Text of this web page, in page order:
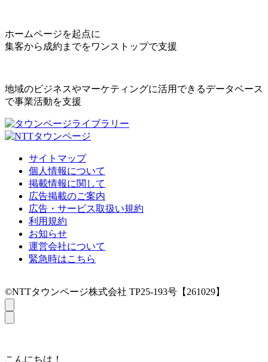
ホームページを起点に
集客から成約までをワンストップで支援
地域のビジネスやマーケティングに活用できるデータベース
で事業活動を支援
サイトマップ
個人情報について
掲載情報に関して
広告掲載のご案内
広告・サービス取扱い規約
利用規約
お知らせ
運営会社について
緊急時はこちら
©NTTタウンページ株式会社 TP25-193号【261029】
こんにちは！